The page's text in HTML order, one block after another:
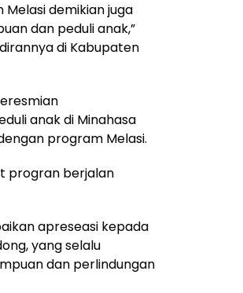
demikian juga
dan peduli anak,”
di Kabupaten
anak di Minahasa
program Melasi.
progran berjalan
apreseasi kepada
yang selalu
dan perlindungan